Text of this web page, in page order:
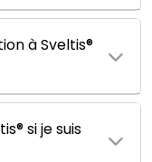
à Sveltis®
si je suis